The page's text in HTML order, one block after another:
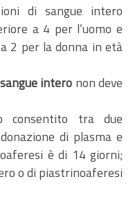
di sangue intero
a 4 per l’uomo e
2 per la donna in età
intero non deve
consentito tra due
di plasma e
è di 14 giorni;
o di piastrinoaferesi